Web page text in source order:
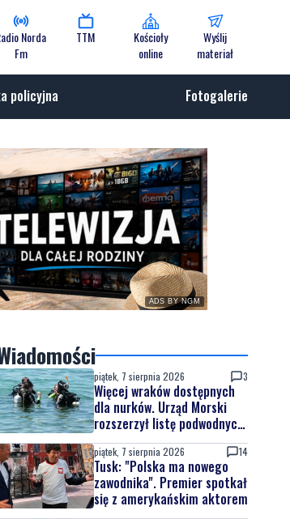
Norda
Fm
TTM
Kościoły
online
Wyślij
materiał
policyjna Fotogalerie
ADS BY NGM
piątek, 7 sierpnia 2026 3
Więcej wraków dostępnych
dla nurków. Urząd Morski
rozszerzył listę podwodnych
atrakcji
piątek, 7 sierpnia 2026 14
Tusk: "Polska ma nowego
zawodnika". Premier spotkał
się z amerykańskim aktorem